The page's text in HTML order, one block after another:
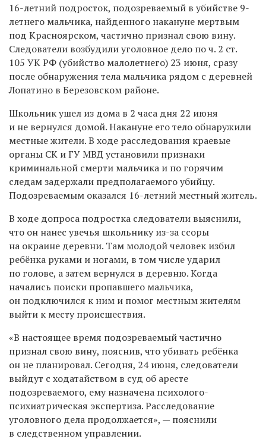
16-летний подросток, подозреваемый в убийстве 9-
летнего мальчика, найденного накануне мертвым
под Красноярском, частично признал свою вину.
Следователи возбудили уголовное дело по ч. 2 ст.
105 УК РФ (убийство малолетнего) 23 июня, сразу
после обнаружения тела мальчика рядом с деревней
Лопатино в Березовском районе.
Школьник ушел из дома в 2 часа дня 22 июня
и не вернулся домой. Накануне его тело обнаружили
местные жители. В ходе расследования краевые
органы СК и ГУ МВД установили признаки
криминальной смерти мальчика и по горячим
следам задержали предполагаемого убийцу.
Подозреваемым оказался 16-летний местный житель.
В ходе допроса подростка следователи выяснили,
что он нанес увечья школьнику из-за ссоры
на окраине деревни. Там молодой человек избил
ребёнка руками и ногами, в том числе ударил
по голове, а затем вернулся в деревню. Когда
начались поиски пропавшего мальчика,
он подключился к ним и помог местным жителям
выйти к месту происшествия.
«В настоящее время подозреваемый частично
признал свою вину, пояснив, что убивать ребёнка
он не планировал. Сегодня, 24 июня, следователи
выйдут с ходатайством в суд об аресте
подозреваемого, ему назначена психолого-
психиатрическая экспертиза. Расследование
уголовного дела продолжается», — пояснили
в следственном управлении.